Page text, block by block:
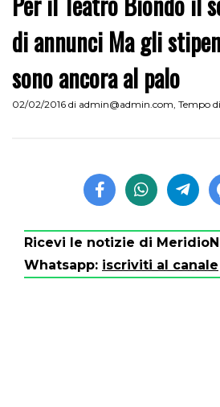
di annunci Ma gli
sono ancora al palo
02/02/2016 di admin@admin.com, Tempo
Ricevi le notizie di
Whatsapp: iscriviti al canale